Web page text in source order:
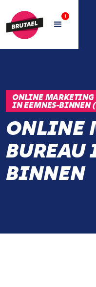
1
ONLINE MARKETING
IN EEMNES-BINNEN
ONLINE
BUREAU
BINNEN